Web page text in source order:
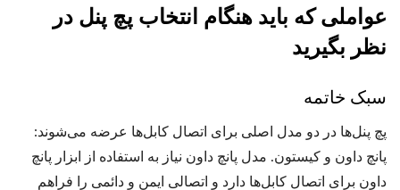
عواملی که باید هنگام انتخاب پچ پنل در
نظر بگیرید
سبک خاتمه
پچ پنل‌ها در دو مدل اصلی برای اتصال کابل‌ها عرضه می‌شوند:
پانچ داون و کیستون. مدل پانچ داون نیاز به استفاده از ابزار پانچ
داون برای اتصال کابل‌ها دارد و اتصالی ایمن و دائمی را فراهم